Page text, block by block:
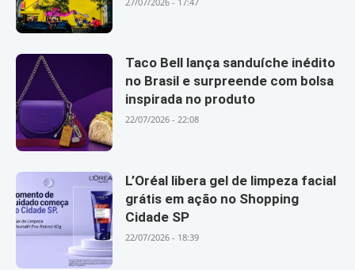
Taco Bell lança sanduíche inédito
no Brasil e surpreende com bolsa
inspirada no produto
22/07/2026 - 22:08
L’Oréal libera gel de limpeza facial
grátis em ação no Shopping
Cidade SP
22/07/2026 - 18:39